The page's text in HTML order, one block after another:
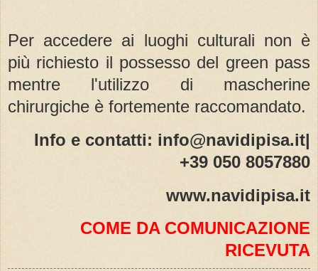
Per accedere ai luoghi culturali non è
più richiesto il possesso del green pass
mentre l'utilizzo di mascherine
chirurgiche è fortemente raccomandato.
Info e contatti: info@navidipisa.it|
+39 050 8057880
www.navidipisa.it
COME DA COMUNICAZIONE
RICEVUTA